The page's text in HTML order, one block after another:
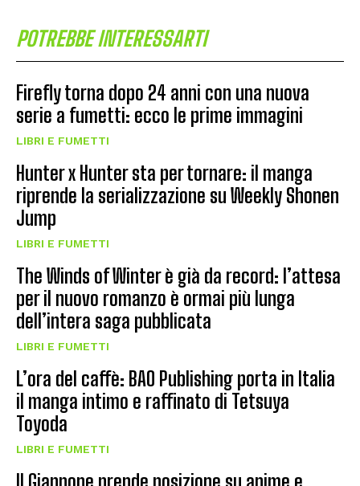
POTREBBE INTERESSARTI
Firefly torna dopo 24 anni con una nuova
serie a fumetti: ecco le prime immagini
LIBRI E FUMETTI
Hunter x Hunter sta per tornare: il manga
riprende la serializzazione su Weekly Shonen
Jump
LIBRI E FUMETTI
The Winds of Winter è già da record: l’attesa
per il nuovo romanzo è ormai più lunga
dell’intera saga pubblicata
LIBRI E FUMETTI
L’ora del caffè: BAO Publishing porta in Italia
il manga intimo e raffinato di Tetsuya
Toyoda
LIBRI E FUMETTI